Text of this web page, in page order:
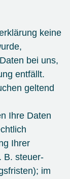
keine
bei uns,
entfällt.
geltend
Ihre Daten
Ihrer
B. steuer-
im